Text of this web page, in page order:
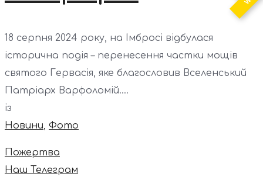
18 серпня 2024 року, на Імбросі відбулася
історична подія – перенесення частки мощів
святого Гервасія, яке благословив Вселенський
Патріарх Варфоломій....
із
Новини, Фото
Пожертва
Наш Телеграм